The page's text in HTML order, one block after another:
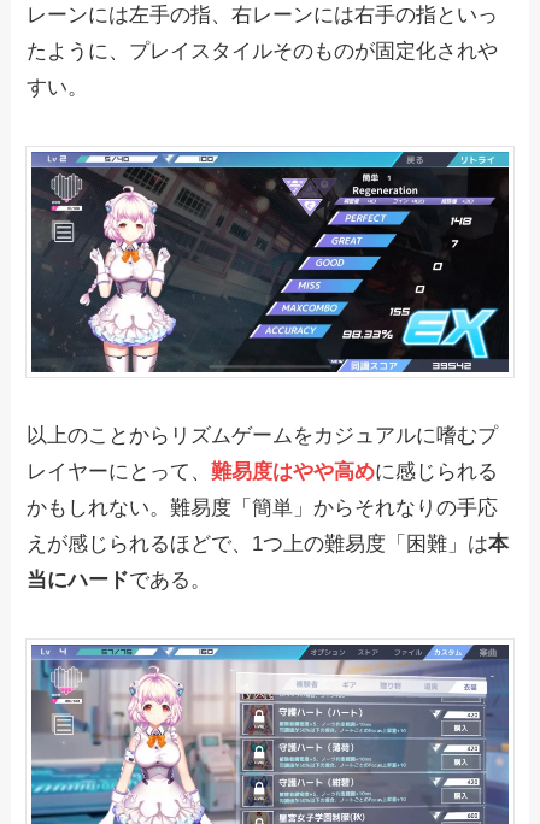
レーンには左手の指、右レーンには右手の指といっ
たように、プレイスタイルそのものが固定化されや
すい。
以上のことからリズムゲームをカジュアルに嗜むプ
レイヤーにとって、難易度はやや高めに感じられる
かもしれない。難易度「簡単」からそれなりの手応
えが感じられるほどで、1つ上の難易度「困難」は本
当にハードである。